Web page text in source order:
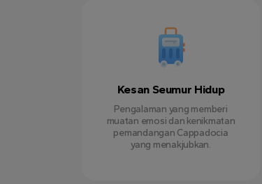
Kesan Seumur Hidup
Pengalaman yang memberi
muatan emosi dan kenikmatan
pemandangan Cappadocia
yang menakjubkan.